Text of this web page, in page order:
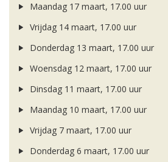
Maandag 17 maart, 17.00 uur
Vrijdag 14 maart, 17.00 uur
Donderdag 13 maart, 17.00 uur
Woensdag 12 maart, 17.00 uur
Dinsdag 11 maart, 17.00 uur
Maandag 10 maart, 17.00 uur
Vrijdag 7 maart, 17.00 uur
Donderdag 6 maart, 17.00 uur